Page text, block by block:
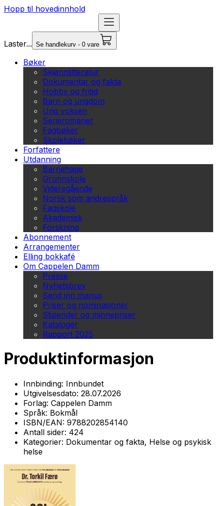
Hopp til hovedinnhold
Laster... Se handlekurv - 0 vare
Bøker
Skjønnlitteratur
Dokumentar og fakta
Hobby og fritid
Barn og ungdom
Ung voksen
Serieromaner
Fagbøker
Skolebøker
Forfattere
Utdanning
Barnehage
Grunnskole
Videregående
Norsk som andrespråk
Fagskole
Akademisk
Forskning
Abonnement
Arrangementer
Elling bokkafé
Om Cappelen Damm
Presse
Nyhetsbrev
Send inn manus
Priser og nominasjoner
Stipender og minnepriser
Kataloger
Rapport 2025
Produktinformasjon
Innbinding: Innbundet
Utgivelsesdato: 28.07.2026
Forlag: Cappelen Damm
Språk: Bokmål
ISBN/EAN: 9788202854140
Antall sider: 424
Kategorier: Dokumentar og fakta, Helse og psykisk
helse